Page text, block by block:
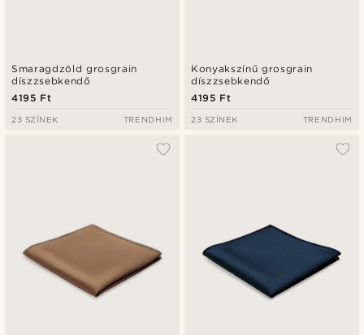
Smaragdzöld grosgrain
díszzsebkendő
4195 Ft
23 SZÍNEK TRENDHIM
Konyakszínű grosgrain
díszzsebkendő
4195 Ft
23 SZÍNEK TRENDHIM